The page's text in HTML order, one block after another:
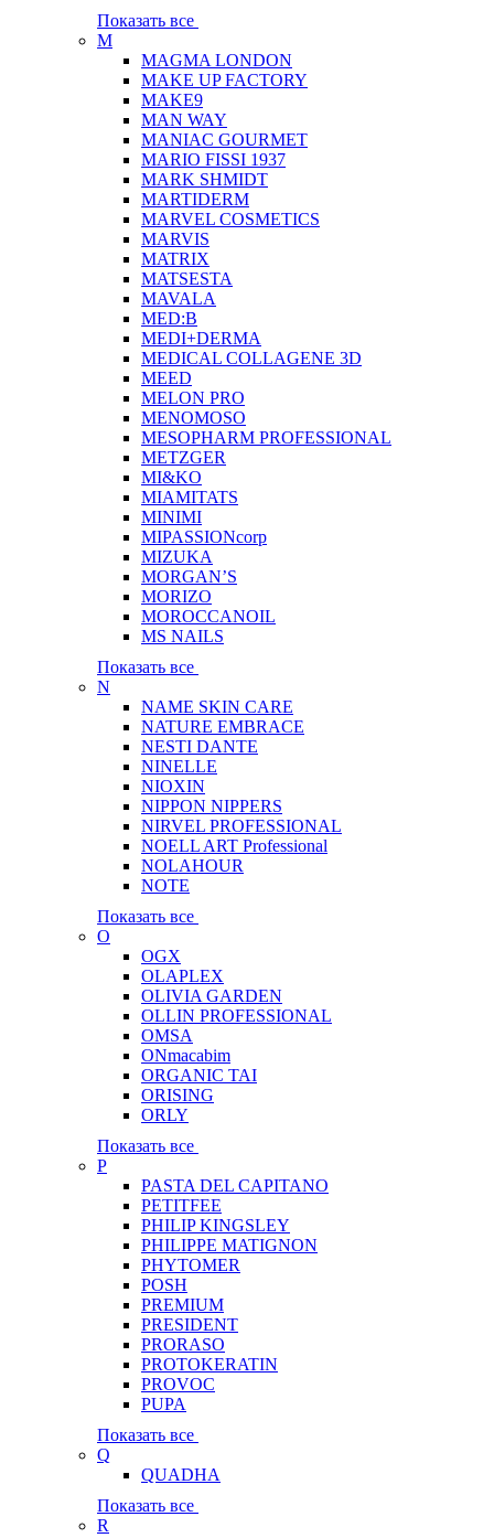
Показать все
M
MAGMA LONDON
MAKE UP FACTORY
MAKE9
MAN WAY
MANIAC GOURMET
MARIO FISSI 1937
MARK SHMIDT
MARTIDERM
MARVEL COSMETICS
MARVIS
MATRIX
MATSESTA
MAVALA
MED:B
MEDI+DERMA
MEDICAL COLLAGENE 3D
MEED
MELON PRO
MENOMOSO
MESOPHARM PROFESSIONAL
METZGER
MI&KO
MIAMITATS
MINIMI
MIPASSIONcorp
MIZUKA
MORGAN’S
MORIZO
MOROCCANOIL
MS NAILS
Показать все
N
NAME SKIN CARE
NATURE EMBRACE
NESTI DANTE
NINELLE
NIOXIN
NIPPON NIPPERS
NIRVEL PROFESSIONAL
NOELL ART Professional
NOLAHOUR
NOTE
Показать все
O
OGX
OLAPLEX
OLIVIA GARDEN
OLLIN PROFESSIONAL
OMSA
ONmacabim
ORGANIC TAI
ORISING
ORLY
Показать все
P
PASTA DEL CAPITANO
PETITFEE
PHILIP KINGSLEY
PHILIPPE MATIGNON
PHYTOMER
POSH
PREMIUM
PRESIDENT
PRORASO
PROTOKERATIN
PROVOC
PUPA
Показать все
Q
QUADHA
Показать все
R